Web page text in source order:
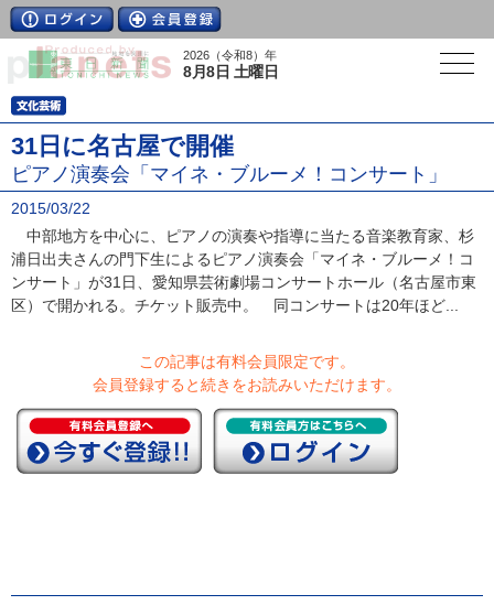
2026（令和8）年
8月8日 土曜日
31日に名古屋で開催
ピアノ演奏会「マイネ・ブルーメ！コンサート」
2015/03/22
中部地方を中心に、ピアノの演奏や指導に当たる音楽教育家、杉
浦日出夫さんの門下生によるピアノ演奏会「マイネ・ブルーメ！コ
ンサート」が31日、愛知県芸術劇場コンサートホール（名古屋市東
区）で開かれる。チケット販売中。 同コンサートは20年ほど...
この記事は有料会員限定です。
会員登録すると続きをお読みいただけます。